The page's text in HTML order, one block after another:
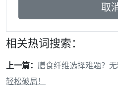
相关热词搜索：
上一篇： 膳食纤维选择难题？
轻松破局！